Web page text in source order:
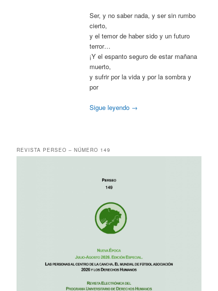
Ser, y no saber nada, y ser sin rumbo
cierto,
y el temor de haber sido y un futuro
terror…
¡Y el espanto seguro de estar mañana
muerto,
y sufrir por la vida y por la sombra y
por
Sigue leyendo →
REVISTA PERSEO – NÚMERO 149